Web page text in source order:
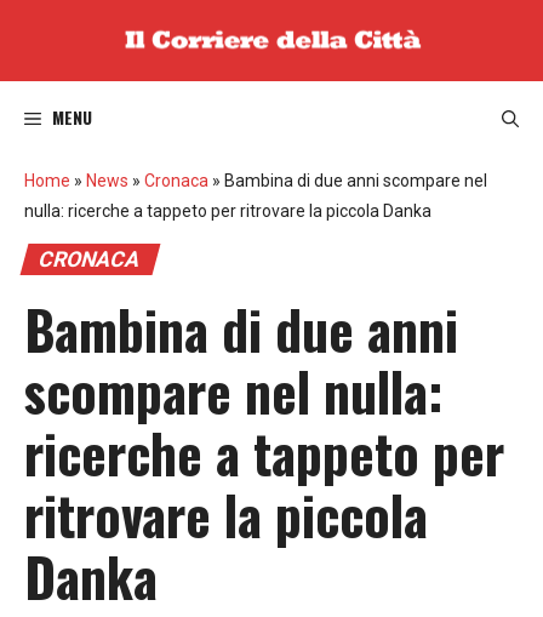
MENU
Home » News » Cronaca » Bambina di due anni scompare nel
nulla: ricerche a tappeto per ritrovare la piccola Danka
CRONACA
Bambina di due anni
scompare nel nulla:
ricerche a tappeto per
ritrovare la piccola
Danka